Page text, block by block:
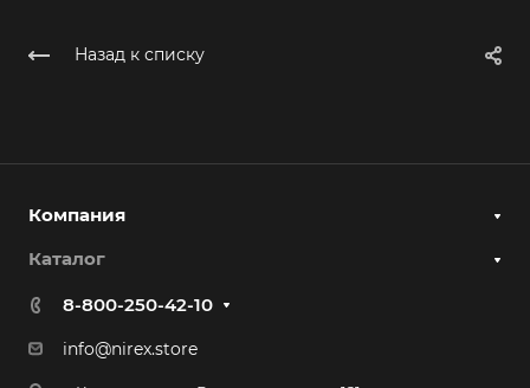
Назад к списку
Компания
Каталог
8-800-250-42-10
info@nirex.store